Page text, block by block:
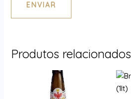
ENVIAR
Produtos relacionados